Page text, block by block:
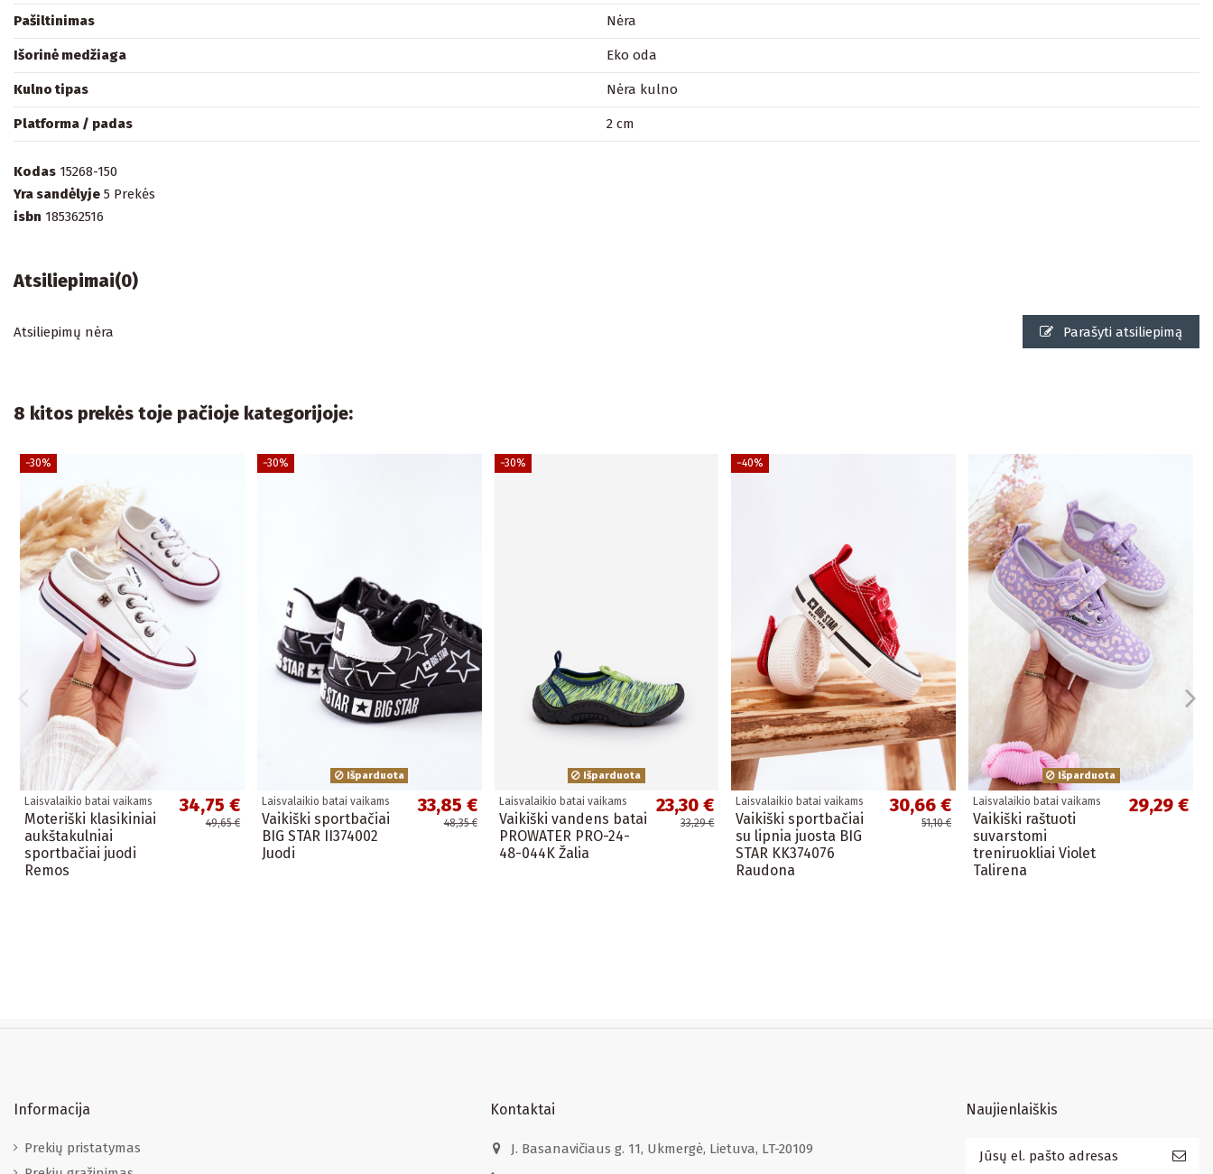
Pašiltinimas Nėra
Išorinė medžiaga Eko oda
Kulno tipas Nėra kulno
Platforma / padas 2 cm
Kodas 15268-150
Yra sandėlyje 5 Prekės
isbn 185362516
Atsiliepimai(0)
Atsiliepimų nėra Parašyti atsiliepimą
8 kitos prekės toje pačioje kategorijoje:
−30%
Laisvalaikio batai vaikams
Moteriški klasikiniai
aukštakulniai
sportbačiai juodi
Remos
34,75 €
49,65 €
−30%
Išparduota
Laisvalaikio batai vaikams
Vaikiški sportbačiai
BIG STAR II374002
Juodi
33,85 €
48,35 €
−30%
Išparduota
Laisvalaikio batai vaikams
Vaikiški vandens batai
PROWATER PRO-24-
48-044K Žalia
23,30 €
33,29 €
−40%
Laisvalaikio batai vaikams
Vaikiški sportbačiai
su lipnia juosta BIG
STAR KK374076
Raudona
30,66 €
51,10 €
Išparduota
Laisvalaikio batai vaikams
Vaikiški raštuoti
suvarstomi
treniruokliai Violet
Talirena
29,29 €
Informacija
Prekių pristatymas
Kontaktai
J. Basanavičiaus g. 11, Ukmergė, Lietuva, LT-20109
Naujienlaiškis